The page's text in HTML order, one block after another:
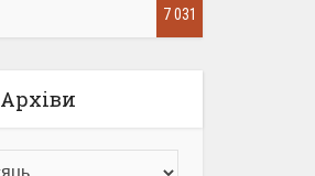
7 031
Архіви